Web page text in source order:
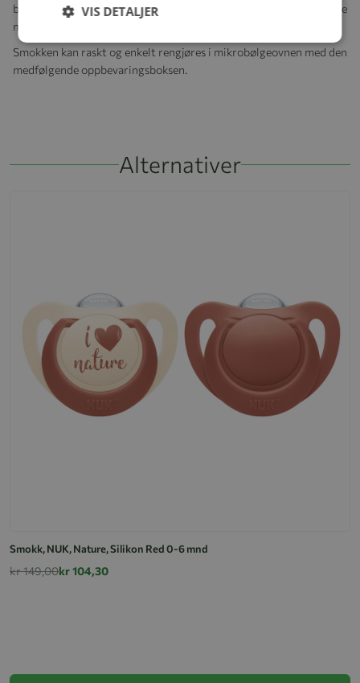
babyens kjever. NUK Trendline smokker er designet for å etterligne
mors brystvorte under amming.
Smokken kan raskt og enkelt rengjøres i mikrobølgeovnen med den
medfølgende oppbevaringsboksen.
Alternativer
Smokk, NUK, Nature, Silikon Red 0-6 mnd
kr 149,00kr 104,30
VIS DETALJER